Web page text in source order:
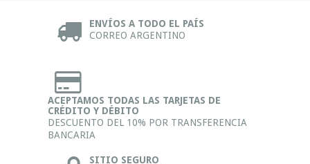
ENVÍOS A TODO EL PAÍS
CORREO ARGENTINO
ACEPTAMOS TODAS LAS TARJETAS DE
CRÉDITO Y DÉBITO
DESCUENTO DEL 10% POR TRANSFERENCIA
BANCARIA
SITIO SEGURO